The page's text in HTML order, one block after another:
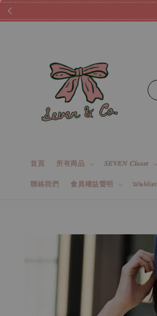
首頁 所有商品 𝑺𝑬𝑽𝑬𝑵 𝑪𝒍𝒐𝒔𝒆𝒕
聯絡我們 會員權益聲明 Wishlist